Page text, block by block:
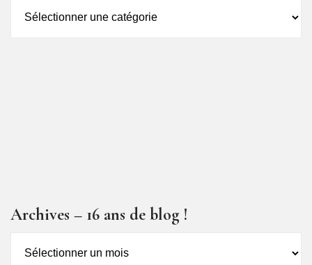
des
Archives – 16 ans de blog !